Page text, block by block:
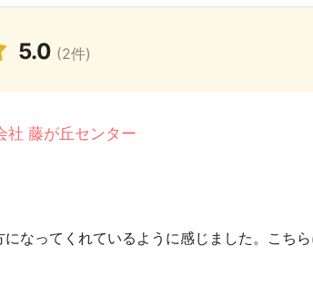
5.0 (2件)
社 藤が丘センター
なってくれているように感じました。こち